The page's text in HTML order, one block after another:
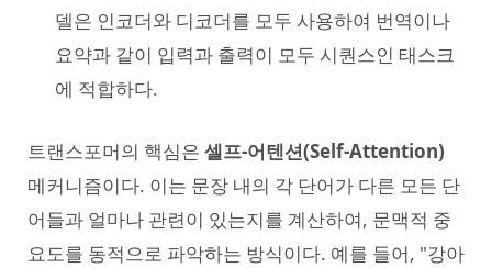
델은 인코더와 디코더를 모두 사용하여 번역이나
요약과 같이 입력과 출력이 모두 시퀀스인 태스크
에 적합하다.
트랜스포머의 핵심은 셀프-어텐션(Self-Attention)
메커니즘이다. 이는 문장 내의 각 단어가 다른 모든 단
어들과 얼마나 관련이 있는지를 계산하여, 문맥적 중
요도를 동적으로 파악하는 방식이다. 예를 들어, "강아